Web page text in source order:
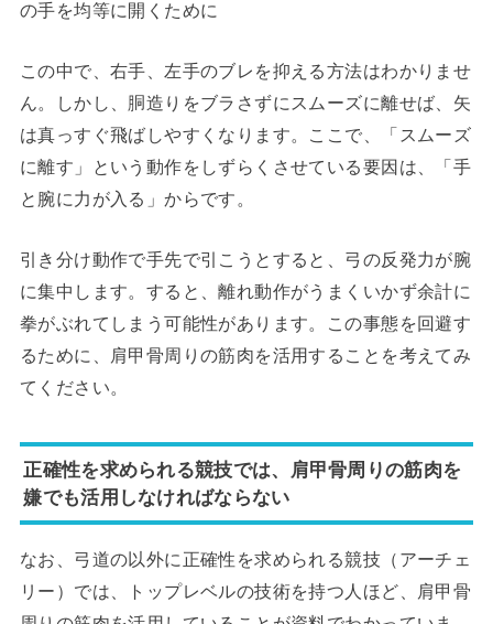
の手を均等に開くために
この中で、右手、左手のブレを抑える方法はわかりませ
ん。しかし、胴造りをブラさずにスムーズに離せば、矢
は真っすぐ飛ばしやすくなります。ここで、「スムーズ
に離す」という動作をしずらくさせている要因は、「手
と腕に力が入る」からです。
引き分け動作で手先で引こうとすると、弓の反発力が腕
に集中します。すると、離れ動作がうまくいかず余計に
拳がぶれてしまう可能性があります。この事態を回避す
るために、肩甲骨周りの筋肉を活用することを考えてみ
てください。
正確性を求められる競技では、肩甲骨周りの筋肉を
嫌でも活用しなければならない
なお、弓道の以外に正確性を求められる競技（アーチェ
リー）では、トップレベルの技術を持つ人ほど、肩甲骨